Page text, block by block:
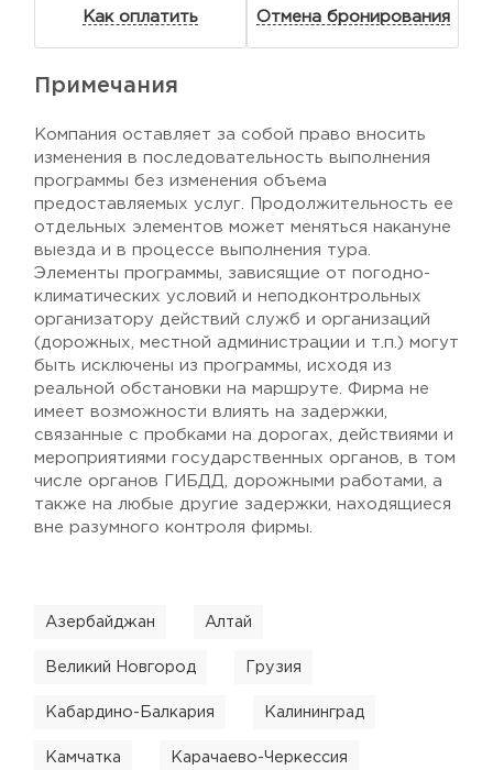
Как оплатить Отмена бронирования
Примечания
Компания оставляет за собой право вносить
изменения в последовательность выполнения
программы без изменения объема
предоставляемых услуг. Продолжительность ее
отдельных элементов может меняться накануне
выезда и в процессе выполнения тура.
Элементы программы, зависящие от погодно-
климатических условий и неподконтрольных
организатору действий служб и организаций
(дорожных, местной администрации и т.п.) могут
быть исключены из программы, исходя из
реальной обстановки на маршруте. Фирма не
имеет возможности влиять на задержки,
связанные с пробками на дорогах, действиями и
мероприятиями государственных органов, в том
числе органов ГИБДД, дорожными работами, а
также на любые другие задержки, находящиеся
вне разумного контроля фирмы.
Азербайджан Алтай
Великий Новгород Грузия
Кабардино-Балкария Калининград
Камчатка Карачаево-Черкессия